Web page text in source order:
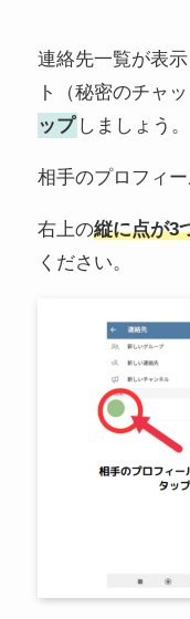
連絡先一覧が表
ト（秘密のチャ
ップ しましょう。
相手のプロフィ
右上の縦に点が3
ください。